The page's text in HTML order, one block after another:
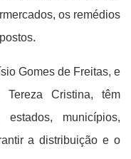
os remédios
Gomes de Freitas, e
Tereza Cristina, têm
municípios,
a distribuição e o